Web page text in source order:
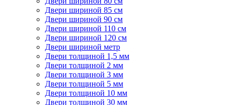
Двери шириной 85 см
Двери шириной 90 см
Двери шириной 110 см
Двери шириной 120 см
Двери шириной метр
Двери толщиной 1,5 мм
Двери толщиной 2 мм
Двери толщиной 3 мм
Двери толщиной 5 мм
Двери толщиной 10 мм
Двери толщиной 30 мм